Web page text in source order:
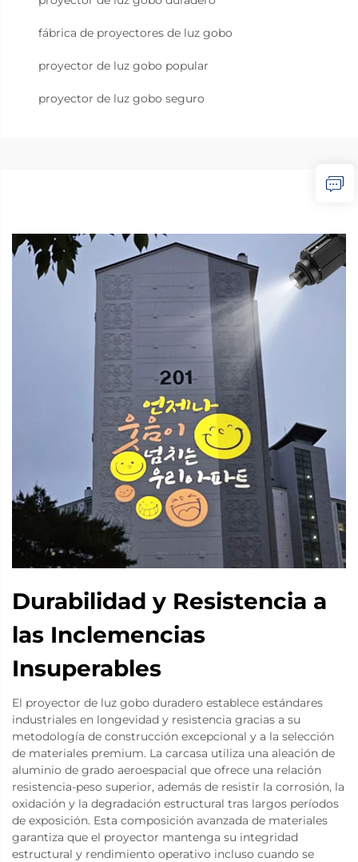
fábrica de proyectores de luz gobo
proyector de luz gobo popular
proyector de luz gobo seguro
Durabilidad y Resistencia a
las Inclemencias
Insuperables
El proyector de luz gobo duradero establece estándares
industriales en longevidad y resistencia gracias a su
metodología de construcción excepcional y a la selección
de materiales premium. La carcasa utiliza una aleación de
aluminio de grado aeroespacial que ofrece una relación
resistencia-peso superior, además de resistir la corrosión, la
oxidación y la degradación estructural tras largos períodos
de exposición. Esta composición avanzada de materiales
garantiza que el proyector mantenga su integridad
estructural y rendimiento operativo incluso cuando se